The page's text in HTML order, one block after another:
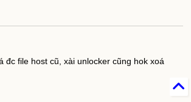
đc file host cũ, xài unlocker cũng hok xoá